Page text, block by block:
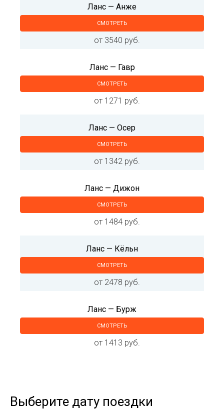
Ланс — Анже
СМОТРЕТЬ
от 3540 руб.
Ланс — Гавр
СМОТРЕТЬ
от 1271 руб.
Ланс — Осер
СМОТРЕТЬ
от 1342 руб.
Ланс — Дижон
СМОТРЕТЬ
от 1484 руб.
Ланс — Кёльн
СМОТРЕТЬ
от 2478 руб.
Ланс — Бурж
СМОТРЕТЬ
от 1413 руб.
Выберите дату поездки